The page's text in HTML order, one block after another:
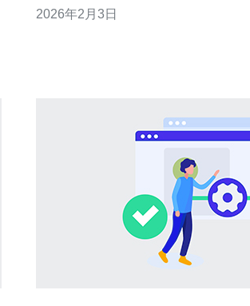
为值得信赖的服务提供商。 一、韩国云服务器的优势 韩国
2026年2月3日